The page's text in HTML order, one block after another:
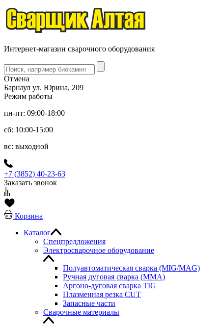
Интернет-магазин сварочного оборудования
Отмена
Барнаул ул. Юрина, 209
Режим работы
пн-пт: 09:00-18:00
сб: 10:00-15:00
вс: выходной
+7 (3852) 40-23-63
Заказать звонок
Корзина
Каталог
Спецпредложения
Электросварочное оборудование
Полуавтоматическая сварка (MIG/MAG)
Ручная дуговая сварка (MMA)
Аргоно-дуговая сварка TIG
Плазменная резка CUT
Запасные части
Сварочные материалы